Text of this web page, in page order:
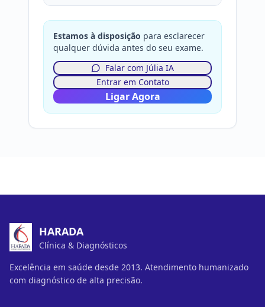
Estamos à disposição para esclarecer
qualquer dúvida antes do seu exame.
Falar com Júlia IA
Entrar em Contato
Ligar Agora
HARADA
Clínica & Diagnósticos
Excelência em saúde desde 2013. Atendimento humanizado
com diagnóstico de alta precisão.